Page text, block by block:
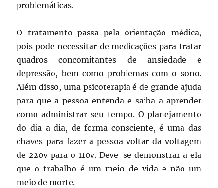
problemáticas.
O tratamento passa pela orientação médica,
pois pode necessitar de medicações para tratar
quadros concomitantes de ansiedade e
depressão, bem como problemas com o sono.
Além disso, uma psicoterapia é de grande ajuda
para que a pessoa entenda e saiba a aprender
como administrar seu tempo. O planejamento
do dia a dia, de forma consciente, é uma das
chaves para fazer a pessoa voltar da voltagem
de 220v para o 110v. Deve-se demonstrar a ela
que o trabalho é um meio de vida e não um
meio de morte.